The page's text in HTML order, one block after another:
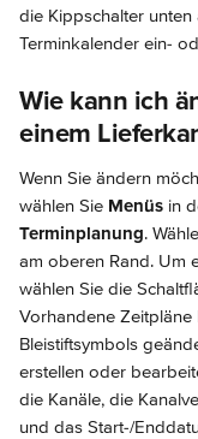
die Kippschalter unten
Terminkalender ein-
Wie kann ich
einem
Wenn Sie ändern
wählen Sie Menüs in
Terminplanung.
am oberen Rand. Um
wählen Sie die
Vorhandene
Bleistiftsymbols
erstellen oder
die Kanäle, die
und das Start-/